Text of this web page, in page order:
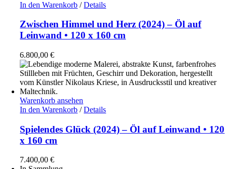
In den Warenkorb / Details
Zwischen Himmel und Herz (2024) – Öl auf
Leinwand • 120 x 160 cm
6.800,00€
Warenkorb ansehen
In den Warenkorb / Details
Spielendes Glück (2024) – Öl auf Leinwand • 120
x 160 cm
7.400,00€